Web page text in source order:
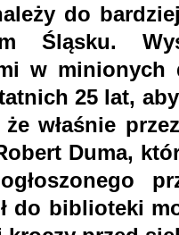
do
Śląsku.
w minionych
25 lat,
że właśnie
Duma,
do biblioteki